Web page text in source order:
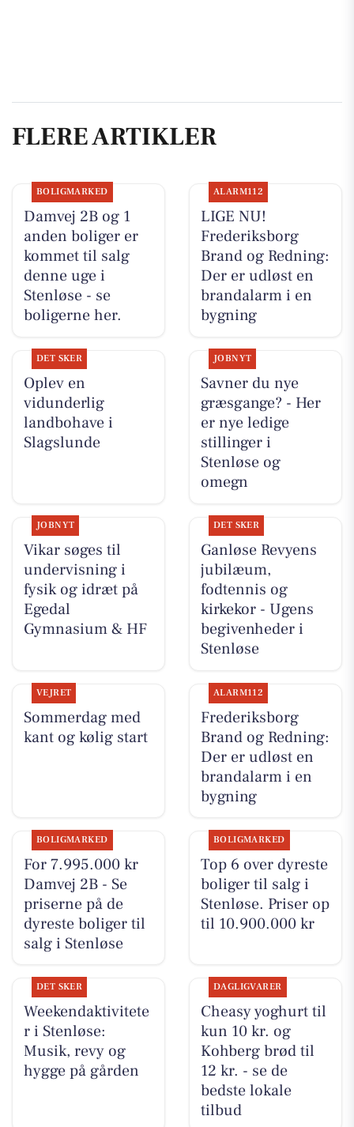
FLERE ARTIKLER
BOLIGMARKED
Damvej 2B og 1
anden boliger er
kommet til salg
denne uge i
Stenløse - se
boligerne her.
ALARM112
LIGE NU!
Frederiksborg
Brand og Redning:
Der er udløst en
brandalarm i en
bygning
DET SKER
Oplev en
vidunderlig
landbohave i
Slagslunde
JOBNYT
Savner du nye
græsgange? - Her
er nye ledige
stillinger i
Stenløse og
omegn
JOBNYT
Vikar søges til
undervisning i
fysik og idræt på
Egedal
Gymnasium & HF
DET SKER
Ganløse Revyens
jubilæum,
fodtennis og
kirkekor - Ugens
begivenheder i
Stenløse
VEJRET
Sommerdag med
kant og kølig start
ALARM112
Frederiksborg
Brand og Redning:
Der er udløst en
brandalarm i en
bygning
BOLIGMARKED
For 7.995.000 kr
Damvej 2B - Se
priserne på de
dyreste boliger til
salg i Stenløse
BOLIGMARKED
Top 6 over dyreste
boliger til salg i
Stenløse. Priser op
til 10.900.000 kr
DET SKER
Weekendaktivitete
r i Stenløse:
Musik, revy og
hygge på gården
DAGLIGVARER
Cheasy yoghurt til
kun 10 kr. og
Kohberg brød til
12 kr. - se de
bedste lokale
tilbud